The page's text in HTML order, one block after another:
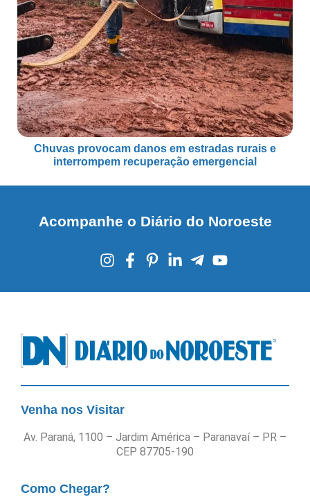
Chuvas provocam danos em estradas rurais e
interrompem recuperação emergencial
Acompanhe o Diário do Noroeste
Venha nos Visitar
Av. Paraná, 1100 – Jardim América – Paranavaí – PR –
CEP 87705-190
Como Chegar?